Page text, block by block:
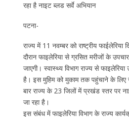
रहा है नाइट ब्लड सर्वे अभियान
पटना-
राज्य में 11 नवम्बर को राष्ट्रीय फाईलेरिया
दौरान फाइलेरिया से ग्रसित मरीजों के
जाएगी। स्वास्थ्य विभाग राज्य से
है। इस मुहिम को मुकाम तक पहुंचाने के लिए
बार राज्य के 23 जिलों में प्रखंड स्तर पर
जा रहा है।
इस संबंध में फाइलेरिया विभाग के राज्य